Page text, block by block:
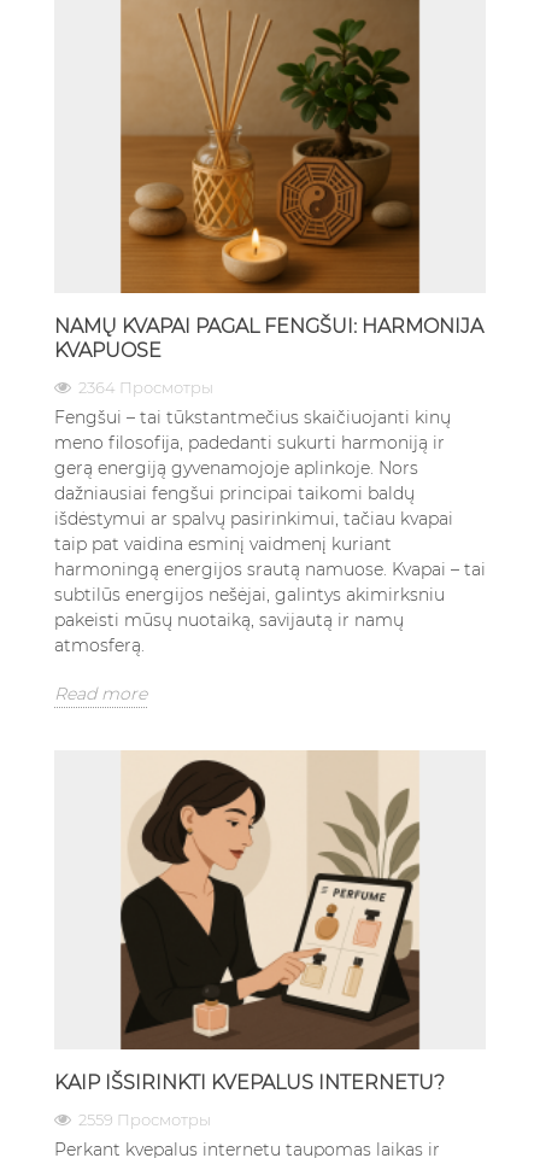
NAMŲ KVAPAI PAGAL FENGŠUI: HARMONIJA
KVAPUOSE
2364 Просмотры
Fengšui – tai tūkstantmečius skaičiuojanti kinų
meno filosofija, padedanti sukurti harmoniją ir
gerą energiją gyvenamojoje aplinkoje. Nors
dažniausiai fengšui principai taikomi baldų
išdėstymui ar spalvų pasirinkimui, tačiau kvapai
taip pat vaidina esminį vaidmenį kuriant
harmoningą energijos srautą namuose. Kvapai – tai
subtilūs energijos nešėjai, galintys akimirksniu
pakeisti mūsų nuotaiką, savijautą ir namų
atmosferą.
Read more
KAIP IŠSIRINKTI KVEPALUS INTERNETU?
2559 Просмотры
Perkant kvepalus internetu taupomas laikas ir